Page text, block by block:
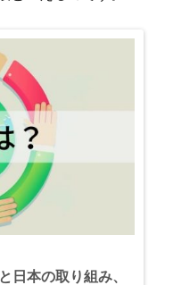
日本の取り組み、